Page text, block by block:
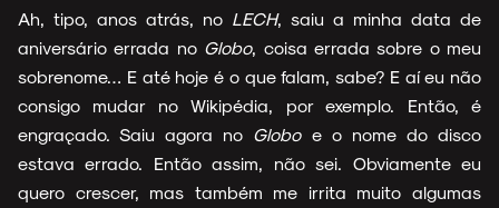
Ah, tipo, anos atrás, no LECH, saiu a minha data de
aniversário errada no Globo, coisa errada sobre o meu
sobrenome… E até hoje é o que falam, sabe? E aí eu não
consigo mudar no Wikipédia, por exemplo. Então, é
engraçado. Saiu agora no Globoe o nome do disco
estava errado. Então assim, não sei. Obviamente eu
quero crescer, mas também me irrita muito algumas